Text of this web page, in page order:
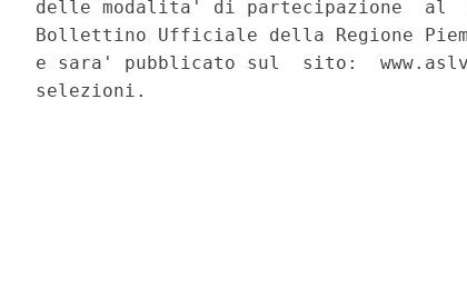
delle modalita' di partecipazione  al
Bollettino Ufficiale della Regione
e sara' pubblicato sul  sito:
selezioni.